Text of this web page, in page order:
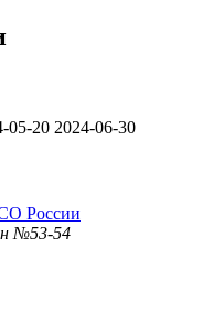
05-20 2024-06-30
России
№53-54